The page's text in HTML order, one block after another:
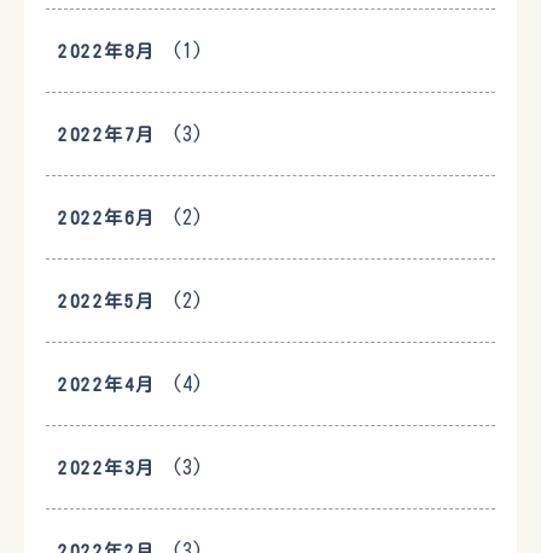
2022年8月 (1)
2022年7月 (3)
2022年6月 (2)
2022年5月 (2)
2022年4月 (4)
2022年3月 (3)